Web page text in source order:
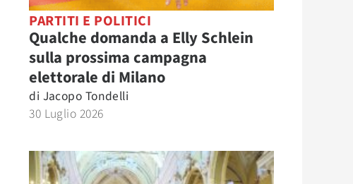
PARTITI E POLITICI
Qualche domanda a Elly Schlein
sulla prossima campagna
elettorale di Milano
di Jacopo Tondelli
30 Luglio 2026